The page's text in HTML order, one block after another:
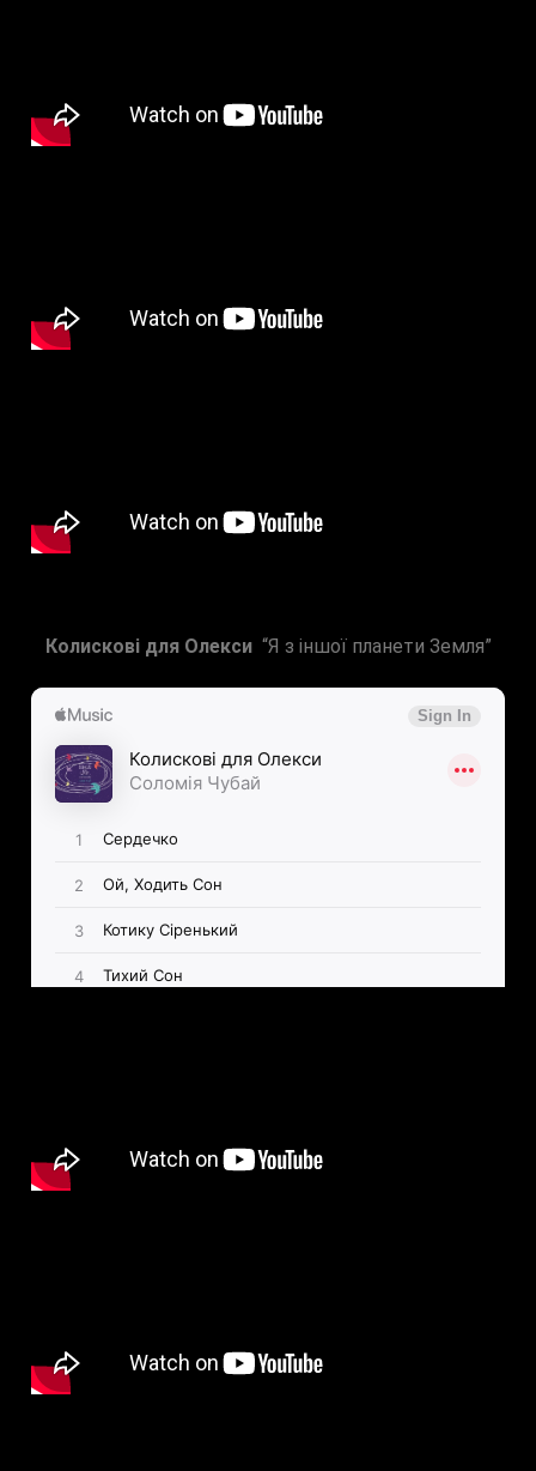
Колискові для Олекси“Я з іншої планети Земля”